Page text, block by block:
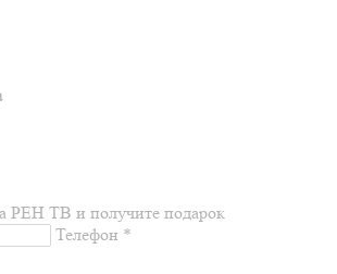
РЕН ТВ и получите подарок
Телефон *